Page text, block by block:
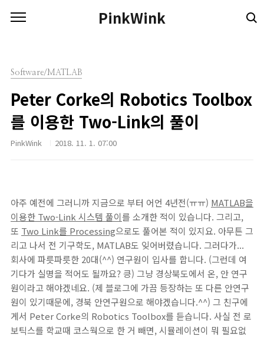
PinkWink
Software/MATLAB
Peter Corke의 Robotics Toolbox
를 이용한 Two-Link의 풀이
PinkWink 2018. 11. 1. 07:00
아주 예전에 그러니까 지금으로 부터 어언 4년전(ㅠㅠ) MATLAB을
이용한 Two-Link 시스템 풀이를 소개한 적이 있습니다. 그리고,
또 Two Link를 Processing으로도 풀어본 적이 있지요. 아무튼 그
리고 나서 전 기구학도, MATLAB도 잊어버렸습니다. 그러다가...
회사에 파릇파릇한 20대(^^) 연구원이 입사를 합니다. (그런데 여
기다가 실명을 적어도 될까요? 킁) 그냥 경상북도에서 온, 안 연구
원이라고 해야겠네요. (제 블로그에 가끔 등장하는 또 다른 안연구
원이 있기때문에, 경북 안연구원으로 해야겠습니다.^^) 그 친구에
게서 Peter Corke의 Robotics Toolbox를 듣습니다. 사실 전 로
보틱스를 학교때 코스웍으로 한 거 빼면, 시뮬레이션이 뭐 필요없